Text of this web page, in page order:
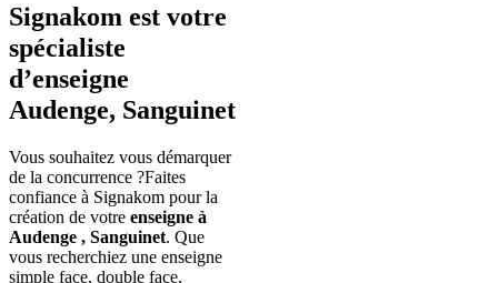
Signakom est votre
spécialiste
d’enseigne
Audenge, Sanguinet
Vous souhaitez vous démarquer
de la concurrence ?Faites
confiance à Signakom pour la
création de votre enseigne à
Audenge , Sanguinet. Que
vous recherchiez une enseigne
simple face, double face,